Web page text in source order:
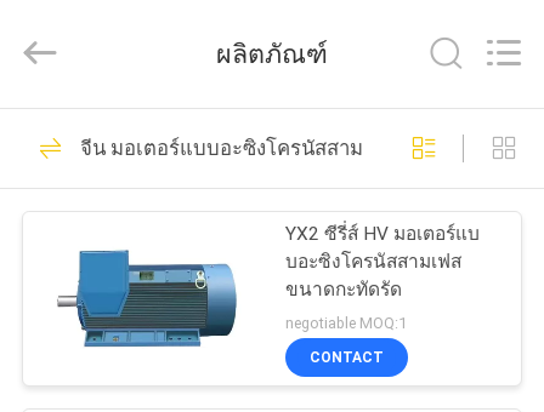
บ้าน
สินค้า
เกี่ยว
กับ
Power
Pump
All
Reserved.
Developed
ECER
ยื่นหมูยื่นแมวปั๊ม
7
18
ผลิตภัณฑ์
จีน มอเตอร์แบบอะซิงโครนัสสามเฟส
YX2 ซีรี่ส์ HV มอเตอร์แบ
บอะซิงโครนัสสามเฟส
ขนาดกะทัดรัด
negotiable MOQ:1
CONTACT